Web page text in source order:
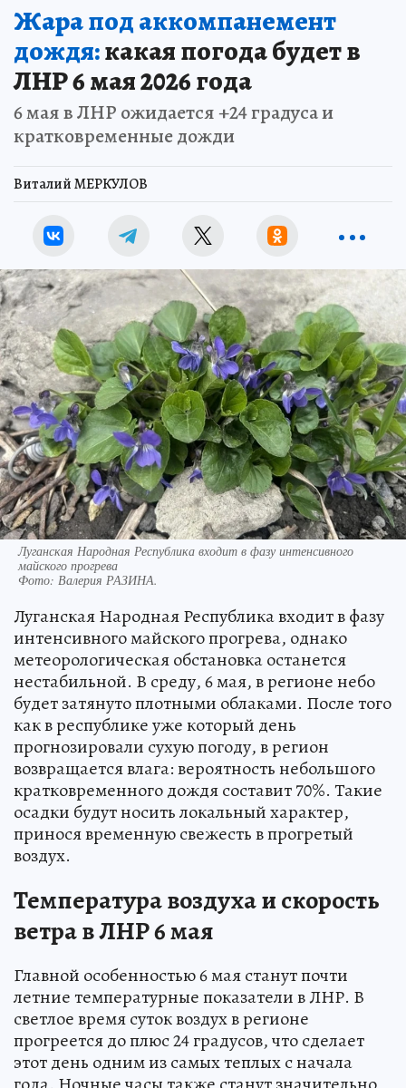
Жара под аккомпанемент
дождя:какая погода будет в
ЛНР 6 мая 2026 года
6 мая в ЛНР ожидается +24 градуса и
кратковременные дожди
Виталий МЕРКУЛОВ
Луганская Народная Республика входит в фазу интенсивного
майского прогрева
Фото: Валерия РАЗИНА.
Луганская Народная Республика входит в фазу
интенсивного майского прогрева, однако
метеорологическая обстановка останется
нестабильной. В среду, 6 мая, в регионе небо
будет затянуто плотными облаками. После того
как в республике уже который день
прогнозировали сухую погоду, в регион
возвращается влага: вероятность небольшого
кратковременного дождя составит 70%. Такие
осадки будут носить локальный характер,
принося временную свежесть в прогретый
воздух.
Температура воздуха и скорость
ветра в ЛНР 6 мая
Главной особенностью 6 мая станут почти
летние температурные показатели в ЛНР. В
светлое время суток воздух в регионе
прогреется до плюс 24 градусов, что сделает
этот день одним из самых теплых с начала